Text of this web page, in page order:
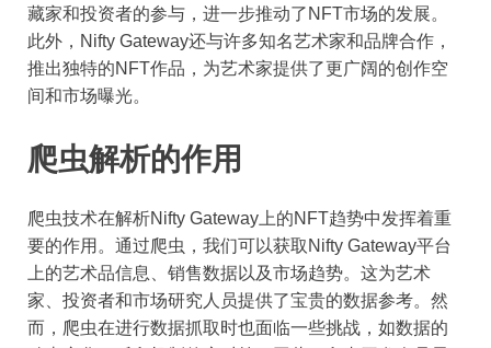
藏家和投资者的参与，进一步推动了NFT市场的发展。
此外，Nifty Gateway还与许多知名艺术家和品牌合作，
推出独特的NFT作品，为艺术家提供了更广阔的创作空
间和市场曝光。
爬虫解析的作用
爬虫技术在解析Nifty Gateway上的NFT趋势中发挥着重
要的作用。通过爬虫，我们可以获取Nifty Gateway平台
上的艺术品信息、销售数据以及市场趋势。这为艺术
家、投资者和市场研究人员提供了宝贵的数据参考。然
而，爬虫在进行数据抓取时也面临一些挑战，如数据的